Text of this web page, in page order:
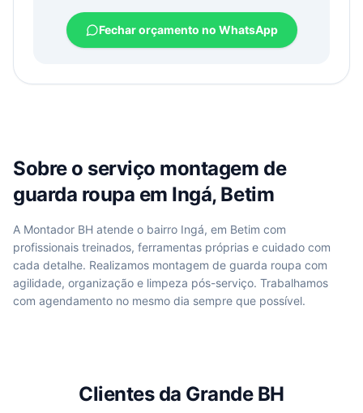
Fechar orçamento no WhatsApp
Sobre o serviço montagem de
guarda roupa em Ingá, Betim
A Montador BH atende o bairro Ingá, em Betim com
profissionais treinados, ferramentas próprias e cuidado com
cada detalhe. Realizamos montagem de guarda roupa com
agilidade, organização e limpeza pós-serviço. Trabalhamos
com agendamento no mesmo dia sempre que possível.
Clientes da Grande BH